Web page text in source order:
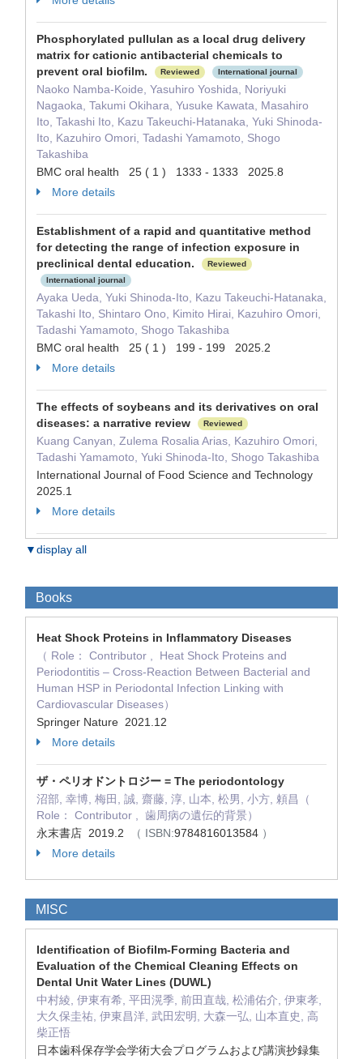
Phosphorylated pullulan as a local drug delivery
matrix for cationic antibacterial chemicals to
prevent oral biofilm.
Reviewed International journal
Naoko Namba-Koide, Yasuhiro Yoshida, Noriyuki
Nagaoka, Takumi Okihara, Yusuke Kawata, Masahiro
Ito, Takashi Ito, Kazu Takeuchi-Hatanaka, Yuki Shinoda-
Ito, Kazuhiro Omori, Tadashi Yamamoto, Shogo
Takashiba
BMC oral health 25 ( 1 ) 1333 - 1333 2025.8
More details
Establishment of a rapid and quantitative method
for detecting the range of infection exposure in
preclinical dental education.
Reviewed
International journal
Ayaka Ueda, Yuki Shinoda-Ito, Kazu Takeuchi-Hatanaka,
Takashi Ito, Shintaro Ono, Kimito Hirai, Kazuhiro Omori,
Tadashi Yamamoto, Shogo Takashiba
BMC oral health 25 ( 1 ) 199 - 199 2025.2
More details
The effects of soybeans and its derivatives on oral
diseases: a narrative review
Reviewed
Kuang Canyan, Zulema Rosalia Arias, Kazuhiro Omori,
Tadashi Yamamoto, Yuki Shinoda-Ito, Shogo Takashiba
International Journal of Food Science and Technology
2025.1
More details
▼display all
Books
Heat Shock Proteins in Inflammatory Diseases
（ Role： Contributor , Heat Shock Proteins and
Periodontitis – Cross-Reaction Between Bacterial and
Human HSP in Periodontal Infection Linking with
Cardiovascular Diseases）
Springer Nature 2021.12
More details
ザ・ペリオドントロジー = The periodontology
沼部, 幸博, 梅田, 誠, 齋藤, 淳, 山本, 松男, 小方, 頼昌（
Role： Contributor , 歯周病の遺伝的背景）
永末書店 2019.2
（ ISBN:9784816013584 ）
More details
MISC
Identification of Biofilm-Forming Bacteria and
Evaluation of the Chemical Cleaning Effects on
Dental Unit Water Lines (DUWL)
中村綾, 伊東有希, 平田滉季, 前田直哉, 松浦佑介, 伊東孝,
大久保圭祐, 伊東昌洋, 武田宏明, 大森一弘, 山本直史, 高
柴正悟
日本歯科保存学会学術大会プログラムおよび講演抄録集